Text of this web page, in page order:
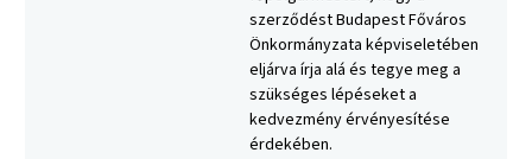
szerződést Budapest Főváros
Önkormányzata képviseletében
eljárva írja alá és tegye meg a
szükséges lépéseket a
kedvezmény érvényesítése
érdekében.